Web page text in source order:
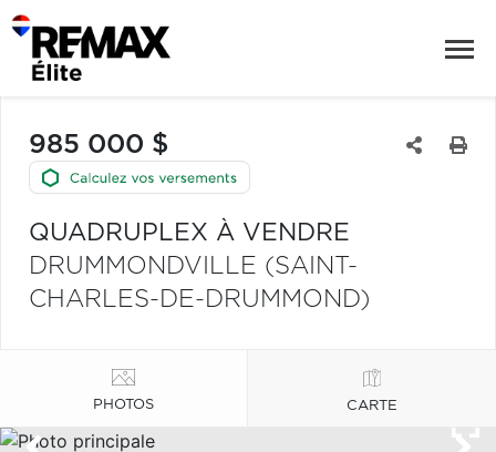
985 000 $
QUADRUPLEX À VENDRE
DRUMMONDVILLE (SAINT-
CHARLES-DE-DRUMMOND)
PHOTOS CARTE